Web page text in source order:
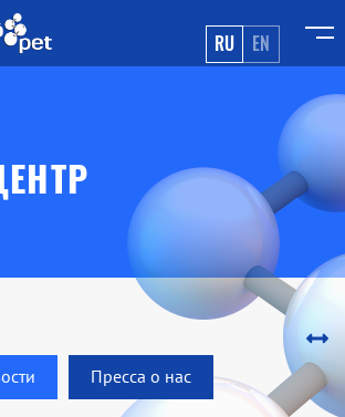
RU EN
Пресса о нас